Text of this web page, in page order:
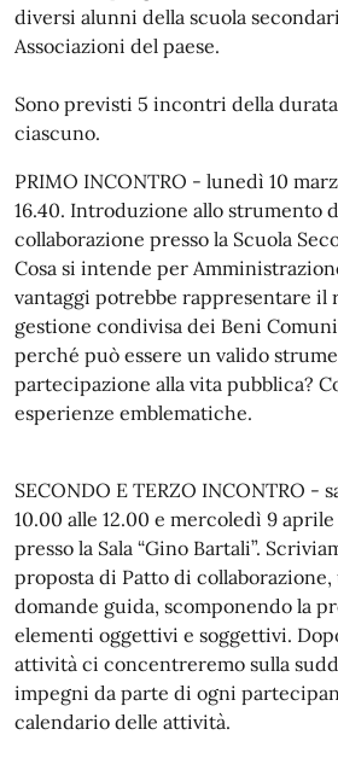
diversi alunni della scuola
Associazioni del paese.
Sono previsti 5 incontri della
ciascuno.
PRIMO INCONTRO - lunedì 10
16.40. Introduzione allo strumento
collaborazione presso la Scuola
Cosa si intende per
vantaggi potrebbe rappresentare il
gestione condivisa dei Beni
perché può essere un valido
partecipazione alla vita pubblica?
esperienze emblematiche.
SECONDO E TERZO INCONTRO -
10.00 alle 12.00 e mercoledì 9 aprile
presso la Sala “Gino Bartali”.
proposta di Patto di
domande guida, scomponendo la
elementi oggettivi e soggettivi.
attività ci concentreremo sulla
impegni da parte di ogni
calendario delle attività.